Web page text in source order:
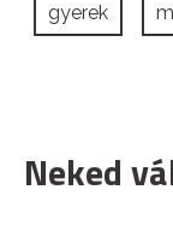
gyerek
Neked